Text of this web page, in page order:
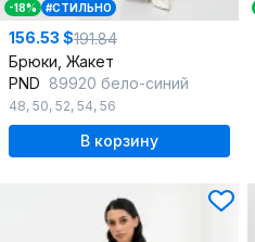
-18% #СТИЛЬНО
156.53 $191.84
Брюки, Жакет
PND 89920 бело-синий
48, 50, 52, 54, 56
В корзину